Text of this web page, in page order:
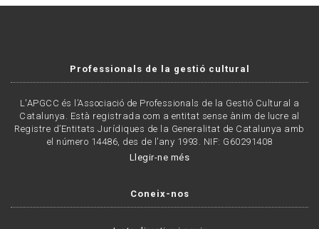
Professionals de la gestió cultural
L'APGCC és l’Associació de Professionals de la Gestió Cultural a
Catalunya. Està registrada com a entitat sense ànim de lucre al
Registre d’Entitats Jurídiques de la Generalitat de Catalunya amb
el número 14486, des de l’any 1993. NIF: G60291408
Llegir-ne més
Coneix-nos